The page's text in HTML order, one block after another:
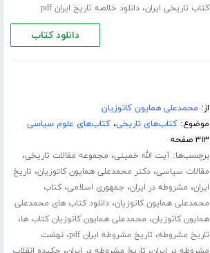
کتاب تاریخی ایران،دانلود خلاصه تاریخ ایران pdf
دانلود کتاب
از: محمدعلی همایون کاتوزیان
موضوع:کتاب‌های تاریخی،کتاب‌های علوم سیاسی
۳۱۳ صفحه
برچسب‌ها:آیت الله خمینی، مجموعه مقالات تاریخی،
مقالات سیاسی،دکتر محمدعلی همایون کاتوزیان، تاریخ
ایران، مشروطه در ایران، جمهوری اسلامی،کتاب
محمدعلی همایون کاتوزیان،دانلود کتاب های محمدعلی
همایون کاتوزیان، محمدعلی همایون کاتوزیان کتاب ها،
تاریخ مشروطه، تاریخ مشروطه ایران pdf ،نهضت